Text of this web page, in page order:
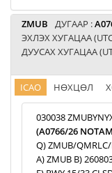
ZMUB ДУГААР :
ЭХЛЭХ ХУГАЦАА
ДУУСАХ ХУГАЦАА
ICAO НӨХЦӨЛ
030038
(A0766/26
Q) ZMUB/
A) ZMUB B)